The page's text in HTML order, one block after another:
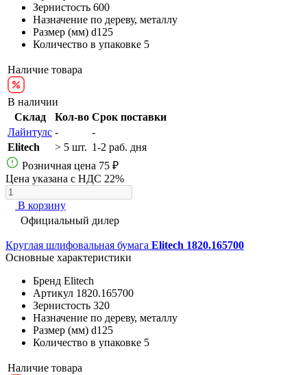
Зернистость 600
Назначение по дереву, металлу
Размер (мм) d125
Количество в упаковке 5
Наличие товара
В наличии
Склад
Кол-во Срок поставки
Лайнтулс -
-
Elitech
> 5 шт. 1-2 раб. дня
Розничная цена 75 ₽
Цена указана с НДС 22%
В корзину
Официальный дилер
Круглая шлифовальная бумага Elitech 1820.165700
Основные характеристики
Бренд Elitech
Артикул 1820.165700
Зернистость 320
Назначение по дереву, металлу
Размер (мм) d125
Количество в упаковке 5
Наличие товара